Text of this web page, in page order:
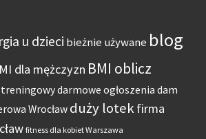
u dzieci bieżnie używane blog
dla mężczyzn BMI oblicz
darmowe ogłoszenia dam
Wrocław duży lotekfirma
fitness dla kobiet Warszawa